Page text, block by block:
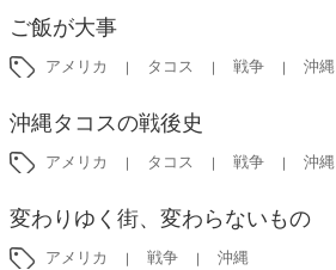
ご飯が大事
アメリカ タコス 戦争 沖縄
沖縄タコスの戦後史
アメリカ タコス 戦争 沖縄
変わりゆく街、変わらないもの
アメリカ 戦争 沖縄